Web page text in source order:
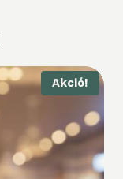
Akció!